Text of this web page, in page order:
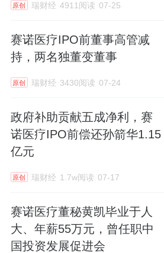
原创 瑞财经 4911阅读 07-25
赛诺医疗IPO前董事高管减
持，两名独董变董事
原创 瑞财经 3430阅读 07-24
政府补助贡献五成净利，赛
诺医疗IPO前偿还孙箭华1.15
亿元
原创 瑞财经 1.7w阅读 07-17
赛诺医疗董秘黄凯毕业于人
大、年薪55万元，曾任职中
国投资发展促进会